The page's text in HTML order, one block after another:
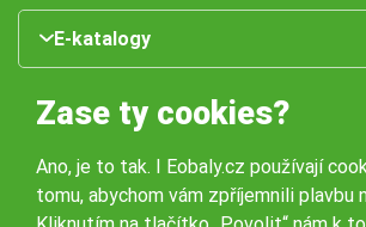
E-katalogy
Zase ty cookies?
Ano, je to tak. I Eobaly.cz používají
tomu, abychom vám zpříjemnili plavbu